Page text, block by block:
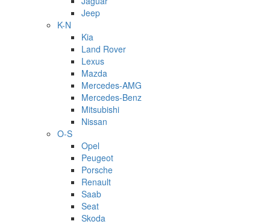
Jeep
K-N
Kia
Land Rover
Lexus
Mazda
Mercedes-AMG
Mercedes-Benz
Mitsubishi
Nissan
O-S
Opel
Peugeot
Porsche
Renault
Saab
Seat
Skoda